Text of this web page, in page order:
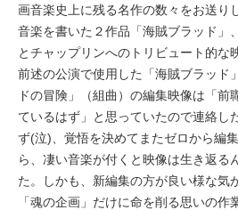
画音楽史上に残る名作の数々をお送り
音楽を書いた２作品「海賊ブラッド」
とチャップリンへのトリビュート的な
前述の公演で使用した「海賊ブラッド
ドの冒険」（組曲）の編集映像は「前
ているはず」と思っていたので連絡し
ず(泣)、覚悟を決めてまたゼロから編
ら、凄い音楽が付くと映像は生き返る
た。しかも、新編集の方が良い様な気
「魂の企画」だけに命を削る思いの